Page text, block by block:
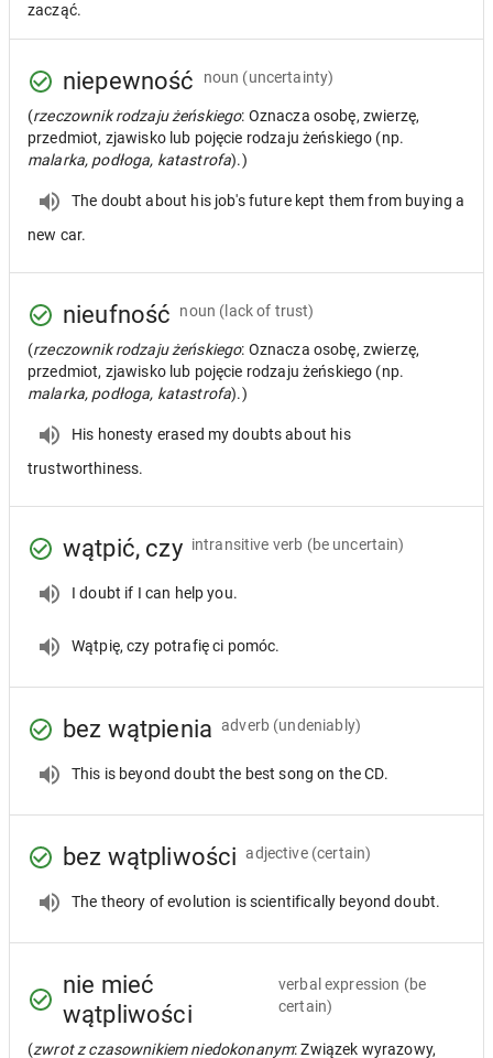
zacząć.
niepewność noun (uncertainty)
(rzeczownik rodzaju żeńskiego: Oznacza osobę, zwierzę,
przedmiot, zjawisko lub pojęcie rodzaju żeńskiego (np.
malarka, podłoga, katastrofa).)
The doubt about his job's future kept them from buying a
new car.
nieufność noun (lack of trust)
(rzeczownik rodzaju żeńskiego: Oznacza osobę, zwierzę,
przedmiot, zjawisko lub pojęcie rodzaju żeńskiego (np.
malarka, podłoga, katastrofa).)
His honesty erased my doubts about his
trustworthiness.
wątpić, czy intransitive verb (be uncertain)
I doubt if I can help you.
Wątpię, czy potrafię ci pomóc.
bez wątpienia adverb (undeniably)
This is beyond doubt the best song on the CD.
bez wątpliwości adjective (certain)
The theory of evolution is scientifically beyond doubt.
nie mieć
wątpliwości
verbal expression (be
certain)
(zwrot z czasownikiem niedokonanym: Związek wyrazowy,